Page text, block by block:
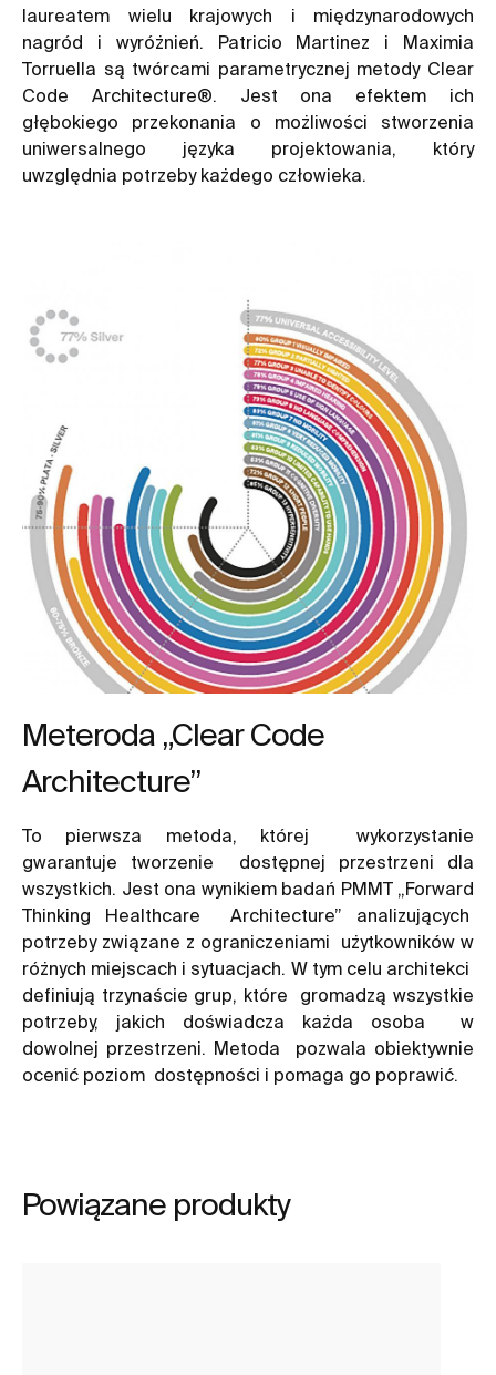
laureatem wielu krajowych i międzynarodowych
nagród i wyróżnień. Patricio Martinez i Maximia
Torruella są twórcami parametrycznej metody Clear
Code Architecture®. Jest ona efektem ich
głębokiego przekonania o możliwości stworzenia
uniwersalnego języka projektowania, który
uwzględnia potrzeby każdego człowieka.
Meteroda „Clear Code
Architecture”
To pierwsza metoda, której wykorzystanie
gwarantuje tworzenie dostępnej przestrzeni dla
wszystkich. Jest ona wynikiem badań PMMT „Forward
Thinking Healthcare Architecture” analizujących
potrzeby związane z ograniczeniami użytkowników w
różnych miejscach i sytuacjach. W tym celu architekci
definiują trzynaście grup, które gromadzą wszystkie
potrzeby, jakich doświadcza każda osoba w
dowolnej przestrzeni. Metoda pozwala obiektywnie
ocenić poziom dostępności i pomaga go poprawić.
Powiązane produkty